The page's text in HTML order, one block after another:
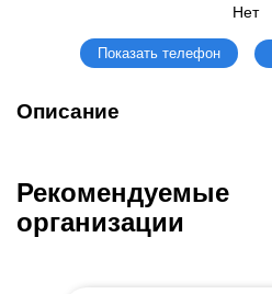
Нет
Показать телефон
Описание
Рекомендуемые
организации